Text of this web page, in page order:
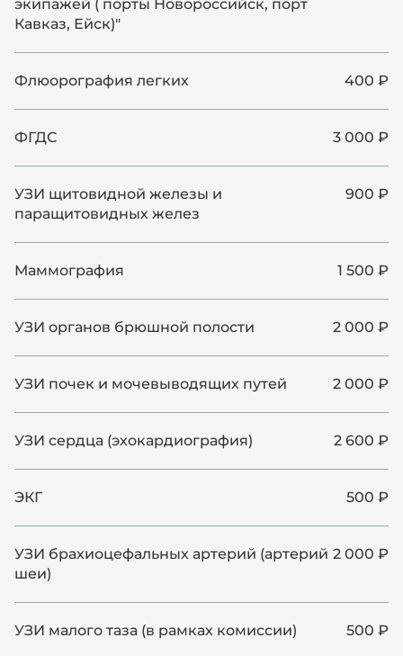
экипажей ( порты Новороссийск, порт
Кавказ, Ейск)"
Флюорография легких 400 ₽
ФГДС 3 000 ₽
УЗИ щитовидной железы и
паращитовидных желез
900 ₽
Маммография 1 500 ₽
УЗИ органов брюшной полости 2 000 ₽
УЗИ почек и мочевыводящих путей 2 000 ₽
УЗИ сердца (эхокардиография) 2 600 ₽
ЭКГ 500 ₽
УЗИ брахиоцефальных артерий (артерий
шеи)
2 000 ₽
УЗИ малого таза (в рамках комиссии) 500 ₽